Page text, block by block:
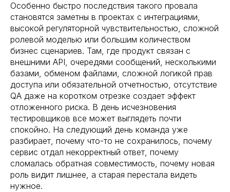
Особенно быстро последствия такого провала
становятся заметны в проектах с интеграциями,
высокой регуляторной чувствительностью, сложной
ролевой моделью или большим количеством
бизнес сценариев. Там, где продукт связан с
внешними API, очередями сообщений, несколькими
базами, обменом файлами, сложной логикой прав
доступа или обязательной отчетностью, отсутствие
QA даже на коротком отрезке создает эффект
отложенного риска. В день исчезновения
тестировщиков все может выглядеть почти
спокойно. На следующий день команда уже
разбирает, почему что-то не сохранилось, почему
сервис отдал некорректный ответ, почему
сломалась обратная совместимость, почему новая
роль видит лишнее, а старая перестала видеть
нужное.